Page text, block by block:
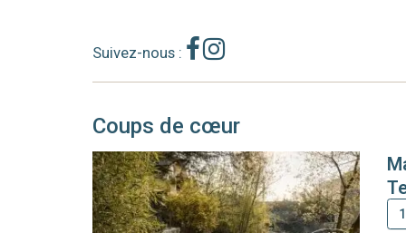
Suivez-nous :
Coups de cœur